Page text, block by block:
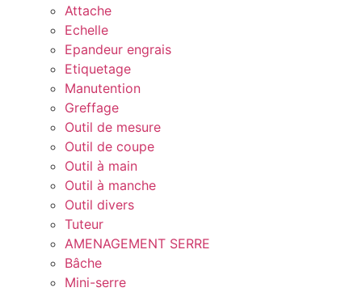
Attache
Echelle
Epandeur engrais
Etiquetage
Manutention
Greffage
Outil de mesure
Outil de coupe
Outil à main
Outil à manche
Outil divers
Tuteur
AMENAGEMENT SERRE
Bâche
Mini-serre